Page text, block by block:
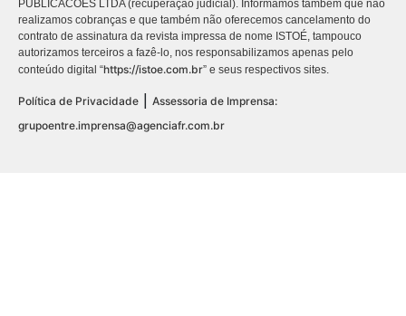
PUBLICACÕES LTDA (recuperação judicial). Informamos também que não
realizamos cobranças e que também não oferecemos cancelamento do
contrato de assinatura da revista impressa de nome ISTOÉ, tampouco
autorizamos terceiros a fazê-lo, nos responsabilizamos apenas pelo
conteúdo digital “https://istoe.com.br” e seus respectivos sites.
Política de Privacidade
Assessoria de Imprensa:
grupoentre.imprensa@agenciafr.com.br